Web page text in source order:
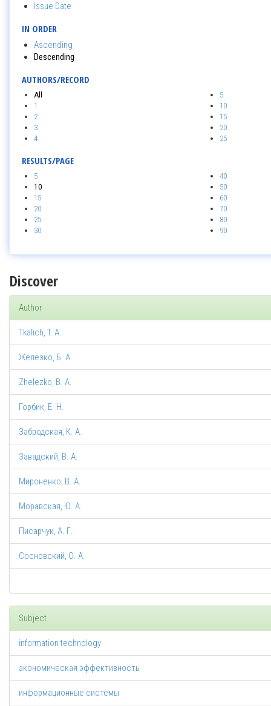
Issue Date
IN ORDER
Ascending
Descending
AUTHORS/RECORD
All
1
2
3
4
5
10
15
20
25
RESULTS/PAGE
5
10
15
20
25
30
40
50
60
70
80
90
Discover
Author
Tkalich, T. A.
Железко, Б. А.
Zhelezko, B. A.
Горбик, Е. Н.
Забродская, К. А.
Завадский, В. А.
Мироненко, В. А.
Моравская, Ю. А.
Писарчук, А. Г.
Сосновский, О. А.
Subject
information technology
экономическая эффективность
информационные системы